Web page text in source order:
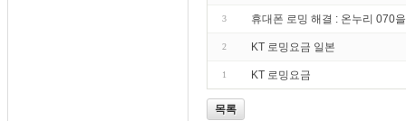
3 휴대폰 로밍 해결 : 온누리 070
2 KT 로밍요금 일본
1 KT 로밍요금
목록